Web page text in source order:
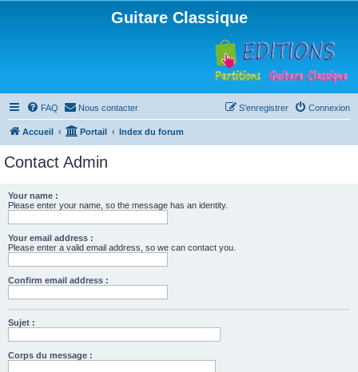
Guitare Classique
FAQ Nous contacter Connexion
S’enregistrer
Accueil Portail Index du forum
Contact Admin
Your name :
Please enter your name, so the message has an identity.
Your email address :
Please enter a valid email address, so we can contact you.
Confirm email address :
Sujet :
Corps du message :